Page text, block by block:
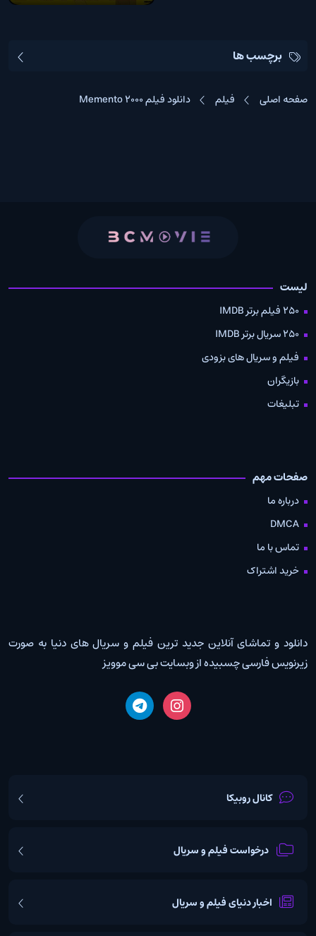
برچسب ها
صفحه اصلی فیلم دانلود فیلم Memento 2000
لیست
250 فیلم برتر IMDB
250 سریال برتر IMDB
فیلم و سریال های بزودی
بازیگران
تبلیغات
صفحات مهم
درباره ما
DMCA
تماس با ما
خرید اشتراک
دانلود و تماشای آنلاین جدید ترین فیلم و سریال های دنیا به صورت
زیرنویس فارسی چسبیده از وبسایت بی سی موویز
کانال روبیکا
درخواست فیلم و سریال
اخبار دنیای فیلم و سریال